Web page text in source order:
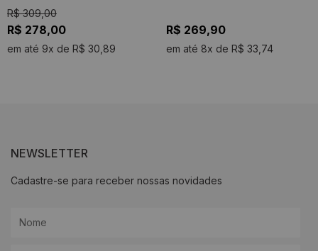
R$ 309,00
R$ 278,00
em até 9x de R$ 30,89
R$ 269,90
em até 8x de R$ 33,74
NEWSLETTER
Cadastre-se para receber nossas novidades